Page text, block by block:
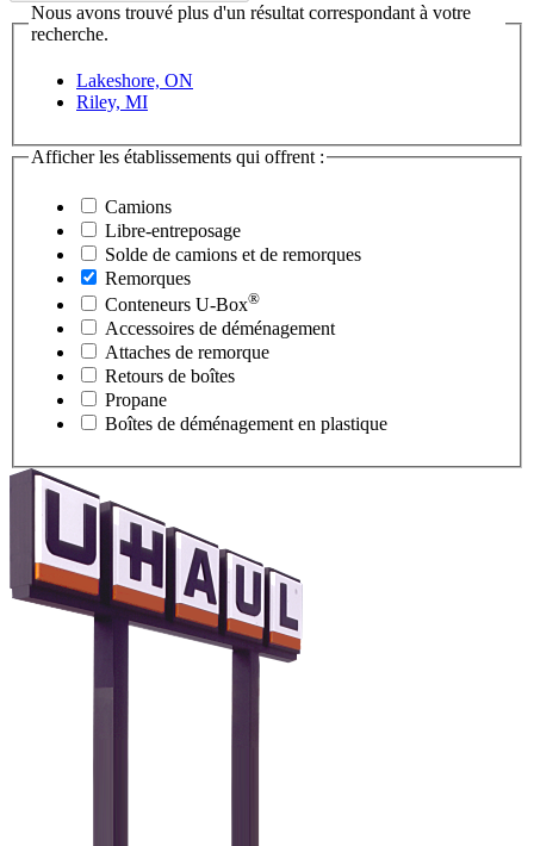
Nous avons trouvé plus d'un résultat correspondant à votre
recherche.
Lakeshore, ON
Riley, MI
Afficher les établissements qui offrent :
Camions
Libre-entreposage
Solde de camions et de remorques
Remorques
Conteneurs U-Box®
Accessoires de déménagement
Attaches de remorque
Retours de boîtes
Propane
Boîtes de déménagement en plastique